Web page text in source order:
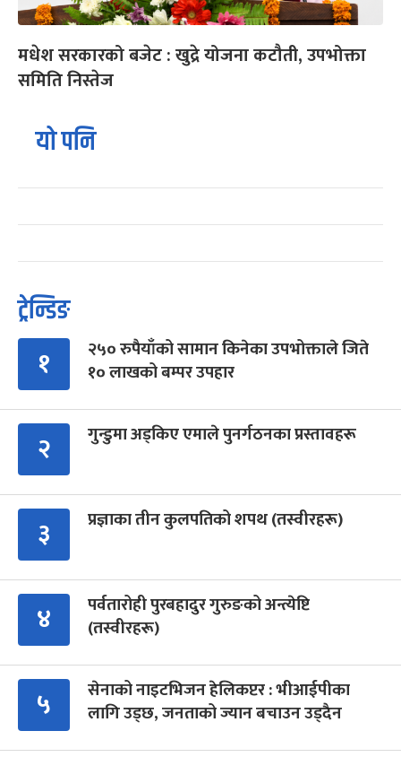
मधेश सरकारको बजेट : खुद्रे योजना कटौती, उपभोक्ता
समिति निस्तेज
यो पनि
ट्रेन्डिङ
१
२५० रुपैयाँको सामान किनेका उपभोक्ताले जिते
१० लाखको बम्पर उपहार
२ गुन्डुमा अड्किए एमाले पुनर्गठनका प्रस्तावहरू
३ प्रज्ञाका तीन कुलपतिको शपथ (तस्वीरहरू)
४
पर्वतारोही पुरबहादुर गुरुङको अन्त्येष्टि
(तस्वीरहरू)
५
सेनाको नाइटभिजन हेलिकप्टर : भीआईपीका
लागि उड्छ, जनताको ज्यान बचाउन उड्दैन